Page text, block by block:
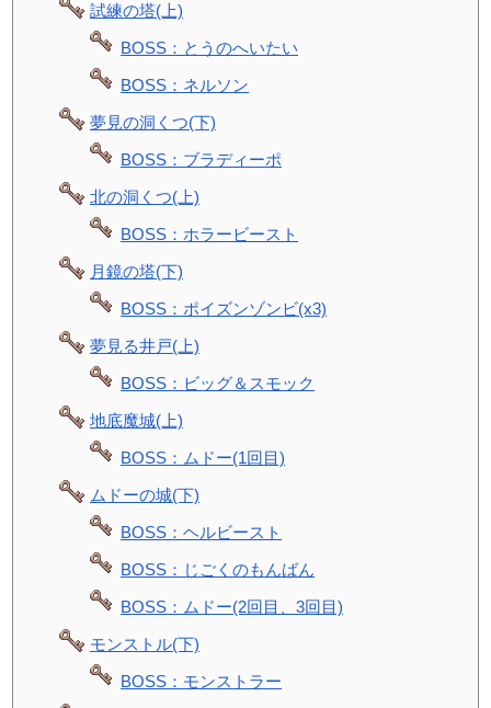
試練の塔(上)
BOSS：とうのへいたい
BOSS：ネルソン
夢見の洞くつ(下)
BOSS：ブラディーポ
北の洞くつ(上)
BOSS：ホラービースト
月鏡の塔(下)
BOSS：ポイズンゾンビ(x3)
夢見る井戸(上)
BOSS：ビッグ＆スモック
地底魔城(上)
BOSS：ムドー(1回目)
ムドーの城(下)
BOSS：ヘルビースト
BOSS：じごくのもんばん
BOSS：ムドー(2回目、3回目)
モンストル(下)
BOSS：モンストラー